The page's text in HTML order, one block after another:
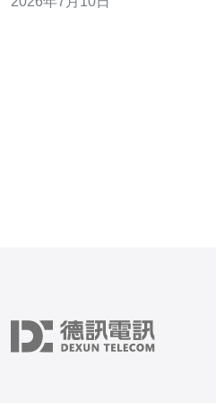
式。 - 指定管辖法律与争议解决